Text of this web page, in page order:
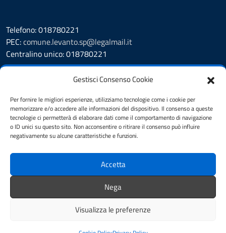
Gestisci Consenso Cookie
Per fornire le migliori esperienze, utilizziamo tecnologie come i cookie per
memorizzare e/o accedere alle informazioni del dispositivo. Il consenso a queste
tecnologie ci permetterà di elaborare dati come il comportamento di navigazione
o ID unici su questo sito. Non acconsentire o ritirare il consenso può influire
negativamente su alcune caratteristiche e funzioni.
Accetta
Nega
Visualizza le preferenze
Telefono: 018780221
PEC:comune.levanto.sp@legalmail.it
Centralino unico: 018780221
Prenotazione appuntamento
Segnalazione disservizio
Whistleblowing
Amministrazione Trasparente
Albo Pretorio
Informativa privacy
Dichiarazione di accessibilità
Feedback